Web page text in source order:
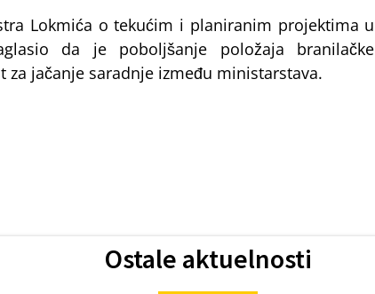
Lokmića o tekućim i planiranim projektima u
da je poboljšanje položaja branilačke
jačanje saradnje između ministarstava.
Ostale aktuelnosti